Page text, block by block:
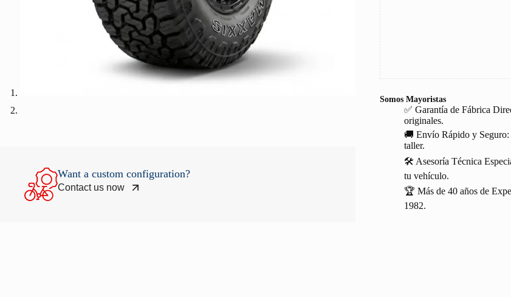
Want a custom configuration?
Contact us now
Somos Mayoristas
✅ Garantía de Fábrica
originales.
🚚 Envío Rápido y Seguro:
taller.
🛠️ Asesoría Técnica
tu vehículo.
🏆 Más de 40 años de
1982.